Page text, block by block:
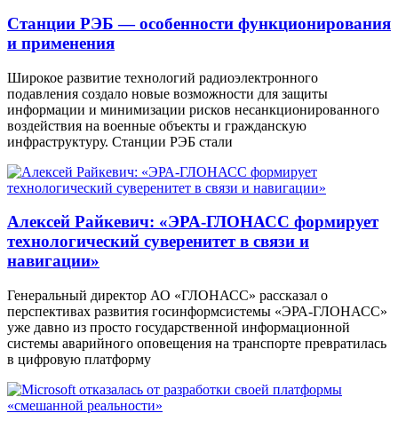
Станции РЭБ — особенности функционирования
и применения
Широкое развитие технологий радиоэлектронного
подавления создало новые возможности для защиты
информации и минимизации рисков несанкционированного
воздействия на военные объекты и гражданскую
инфраструктуру. Станции РЭБ стали
Алексей Райкевич: «ЭРА-ГЛОНАСС формирует
технологический суверенитет в связи и
навигации»
Генеральный директор АО «ГЛОНАСС» рассказал о
перспективах развития госинформсистемы «ЭРА-ГЛОНАСС»
уже давно из просто государственной информационной
системы аварийного оповещения на транспорте превратилась
в цифровую платформу